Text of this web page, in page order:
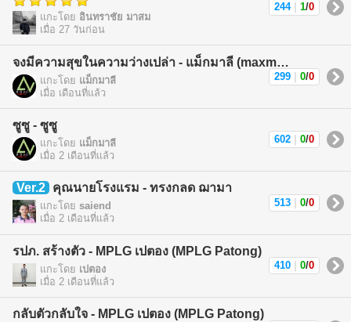
แกะโดย อินทราชัย มาสม
เมื่อ 27 วันก่อน
244 1/0
จงมีความสุขในความว่างเปล่า - แม็กมาลี (maxmalee)
แกะโดย แม็กมาลี
เมื่อ เดือนที่แล้ว
299 0/0
ซูซู - ซูซู
แกะโดย แม็กมาลี
เมื่อ 2 เดือนที่แล้ว
602 0/0
Ver.2 คุณนายโรงแรม - ทรงกลด ฌามา
แกะโดย saiend
เมื่อ 2 เดือนที่แล้ว
513 0/0
รปภ. สร้างตัว - MPLG เปตอง (MPLG Patong)
แกะโดย เปตอง
เมื่อ 2 เดือนที่แล้ว
410 0/0
กลับตัวกลับใจ - MPLG เปตอง (MPLG Patong)